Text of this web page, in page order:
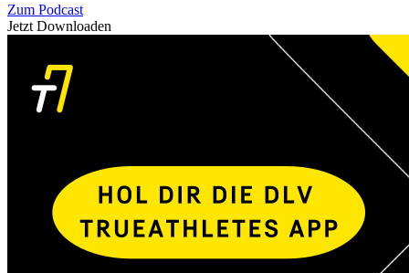
Zum Podcast
Jetzt Downloaden